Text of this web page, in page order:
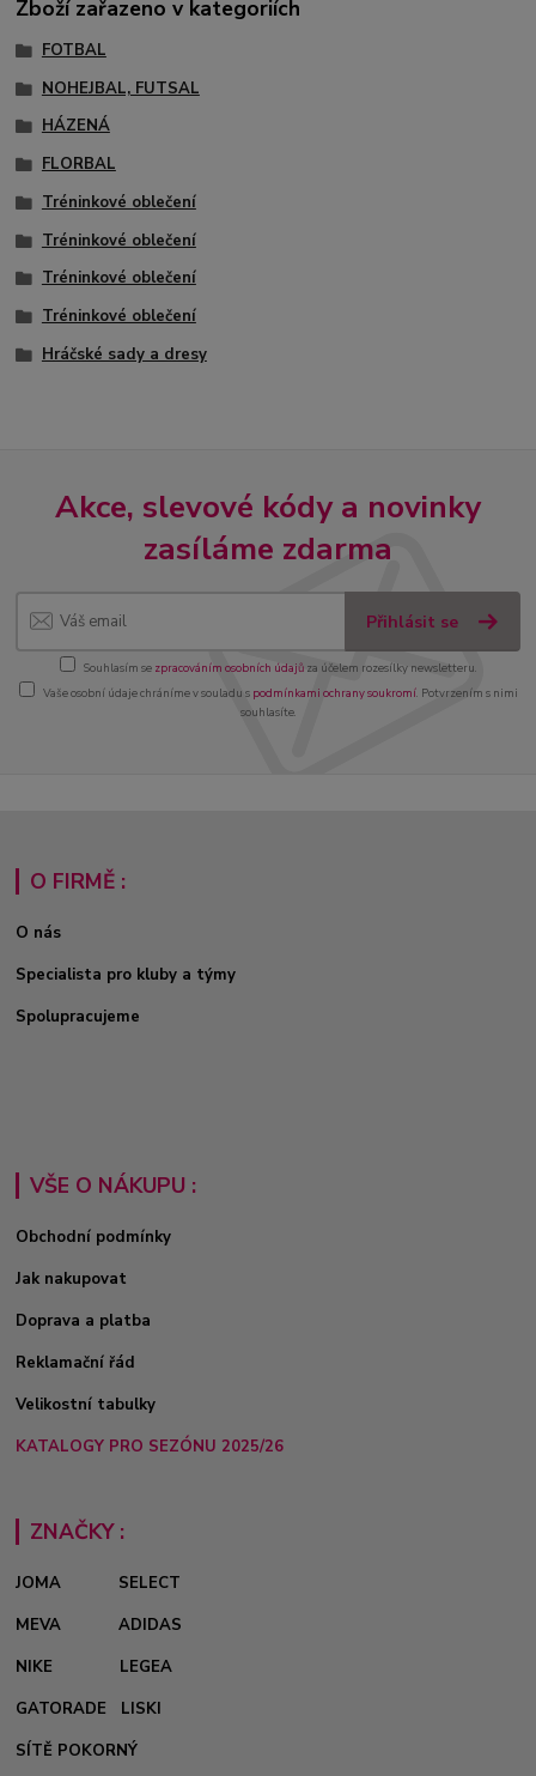
Zboží zařazeno v kategoriích
FOTBAL
NOHEJBAL, FUTSAL
HÁZENÁ
FLORBAL
Tréninkové oblečení
Tréninkové oblečení
Tréninkové oblečení
Tréninkové oblečení
Hráčské sady a dresy
Akce, slevové kódy a novinky
zasíláme zdarma
Přihlásit se
Souhlasím se zpracováním osobních údajůza účelem rozesílky newsletteru.
Vaše osobní údaje chráníme v souladu s podmínkami ochrany soukromí. Potvrzením s nimi
souhlasíte.
O FIRMĚ :
O nás
Specialista pro kluby a týmy
Spolupracujeme
VŠE O NÁKUPU :
Obchodní podmínky
Jak nakupovat
Doprava a platba
Reklamační řád
Velikostní tabulky
KATALOGY PRO SEZÓNU 2025/26
ZNAČKY :
JOMA
SELECT
MEVA
ADIDAS
NIKE
LEGEA
GATORADE
LISKI
SÍTĚ POKORNÝ